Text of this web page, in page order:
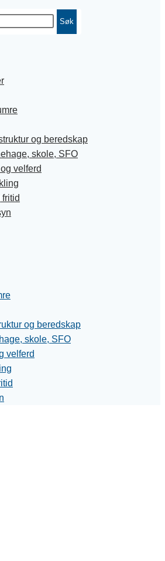
Søk
og beredskap
skole, SFO
velferd
fritid
og beredskap
skole, SFO
velferd